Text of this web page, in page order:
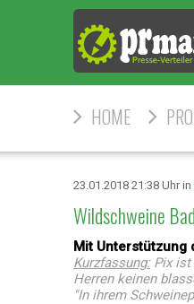
HOME
23.01.2018 21:38 Uhr in
Wildschweine
Mit Unterstützung
Kurzfassung:Pix ist
Herren keinen
"In ihrem